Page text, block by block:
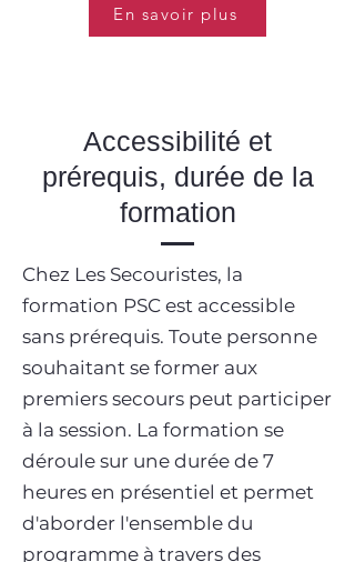
En savoir plus
Accessibilité et
prérequis, durée de la
formation
Chez Les Secouristes, la
formation PSC est accessible
sans prérequis. Toute personne
souhaitant se former aux
premiers secours peut participer
à la session. La formation se
déroule sur une durée de 7
heures en présentiel et permet
d'aborder l'ensemble du
programme à travers des